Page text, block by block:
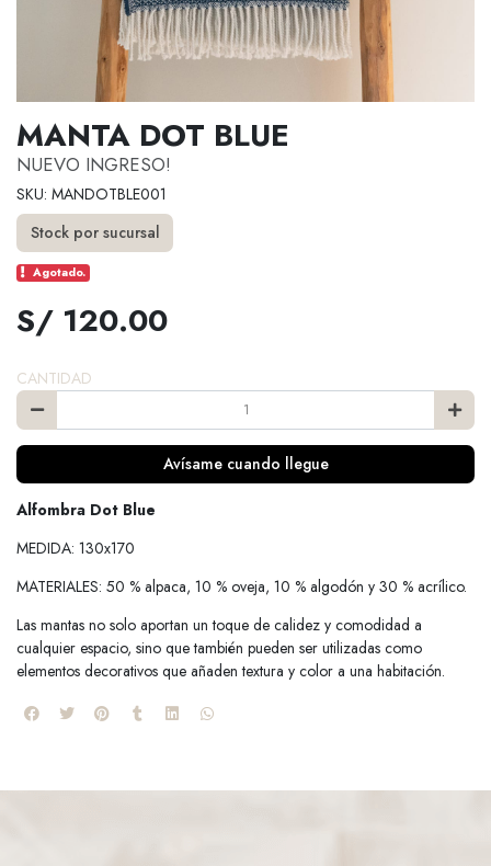
MANTA DOT BLUE
NUEVO INGRESO!
SKU: MANDOTBLE001
Stock por sucursal
Agotado.
S/ 120.00
CANTIDAD
Avísame cuando llegue
Alfombra Dot Blue
MEDIDA: 130x170
MATERIALES: 50 % alpaca, 10 % oveja, 10 % algodón y 30 % acrílico.
Las mantas no solo aportan un toque de calidez y comodidad a
cualquier espacio, sino que también pueden ser utilizadas como
elementos decorativos que añaden textura y color a una habitación.